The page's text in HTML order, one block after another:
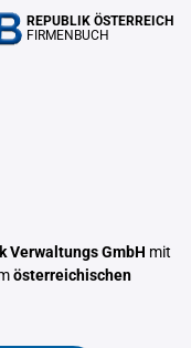
REPUBLIK ÖSTERREICH
FIRMENBUCH
Verwaltungs GmbH mit
österreichischen